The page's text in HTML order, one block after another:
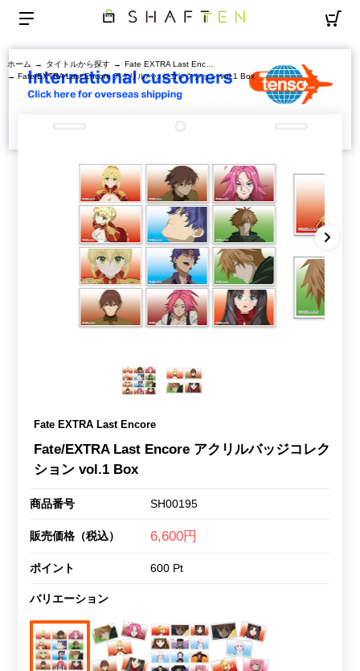
ホーム → タイトルから探す →
Fate EXTRA Last Encore
→ Fate/EXTRA Last Encore アクリルバッジコレクション vol.1 Box
Fate EXTRA Last Encore
Fate/EXTRA Last Encore アクリルバッジコレク
ション vol.1 Box
商品番号 SH00195
販売価格（税込） 6,600円
ポイント 600 Pt
バリエーション